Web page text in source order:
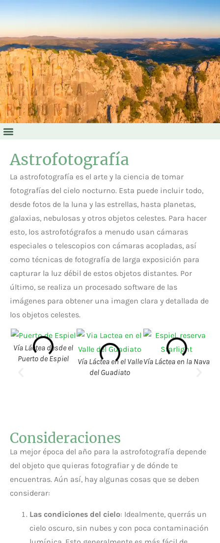
Astrofotografía
La astrofotografía es el arte y la ciencia de tomar
fotografías del cielo nocturno. Esta puede incluir todo,
desde fotos de la luna y las estrellas, hasta planetas,
galaxias, nebulosas y otros objetos celestes. Para hacer
esto, los astrofotógrafos a menudo usan cámaras
especiales o telescopios con cámaras acopladas, así
como técnicas de fotografía de larga exposición para
capturar la luz débil de estos objetos distantes. Por
último, se realiza un procesado software de las
imágenes para obtener una imagen clara y detallada de
los objetos celestes.
Vía Láctea desde el
Puerto de Espiel
Vía Láctea en el Valle
del Guadiato
Vía Láctea en la Nava
Consideraciones
La mejor época del año para la astrofotografía depende
del objeto que quieras fotografiar y de dónde te
encuentras. Aún así, hay algunas cosas que se deben
considerar:
Las condiciones del cielo: Idealmente, querrás un
cielo oscuro, sin nubes y con poca contaminación